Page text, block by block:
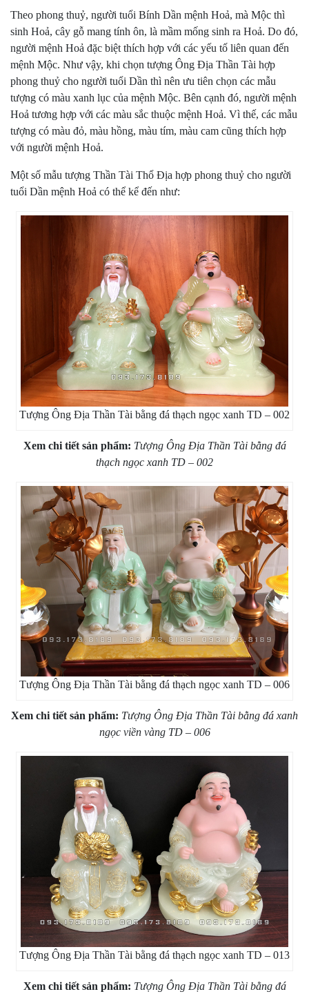
Theo phong thuỷ, người tuổi Bính Dần mệnh Hoả, mà Mộc thì
sinh Hoả, cây gỗ mang tính ôn, là mầm mống sinh ra Hoả. Do đó,
người mệnh Hoả đặc biệt thích hợp với các yếu tố liên quan đến
mệnh Mộc. Như vậy, khi chọn tượng Ông Địa Thần Tài hợp
phong thuỷ cho người tuổi Dần thì nên ưu tiên chọn các mẫu
tượng có màu xanh lục của mệnh Mộc. Bên cạnh đó, người mệnh
Hoả tương hợp với các màu sắc thuộc mệnh Hoả. Vì thế, các mẫu
tượng có màu đỏ, màu hồng, màu tím, màu cam cũng thích hợp
với người mệnh Hoả.
Một số mẫu tượng Thần Tài Thổ Địa hợp phong thuỷ cho người
tuổi Dần mệnh Hoả có thể kể đến như:
Tượng Ông Địa Thần Tài bằng đá thạch ngọc xanh TD – 002
Xem chi tiết sản phẩm: Tượng Ông Địa Thần Tài bằng đá
thạch ngọc xanh TD – 002
Tượng Ông Địa Thần Tài bằng đá thạch ngọc xanh TD – 006
Xem chi tiết sản phẩm: Tượng Ông Địa Thần Tài bằng đá xanh
ngọc viền vàng TD – 006
Tượng Ông Địa Thần Tài bằng đá thạch ngọc xanh TD – 013
Xem chi tiết sản phẩm: Tượng Ông Địa Thần Tài bằng đá